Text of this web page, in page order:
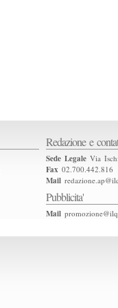
Redazione e
Sede Legale Via
Fax 02.700.442.816
Mail
Pubblicita'
Mail